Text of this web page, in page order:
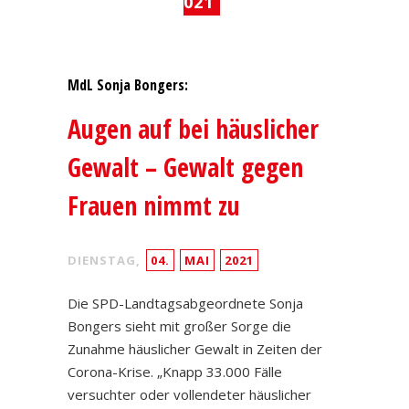
MdL Sonja Bongers:
Augen auf bei häuslicher
Gewalt – Gewalt gegen
Frauen nimmt zu
DIENSTAG, 04. MAI 2021
Die SPD-Landtagsabgeordnete Sonja
Bongers sieht mit großer Sorge die
Zunahme häuslicher Gewalt in Zeiten der
Corona-Krise. „Knapp 33.000 Fälle
versuchter oder vollendeter häuslicher